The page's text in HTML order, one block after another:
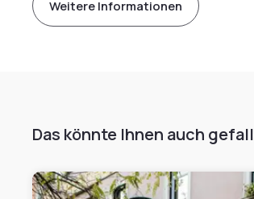
Weitere Informationen
Das könnte Ihnen auch